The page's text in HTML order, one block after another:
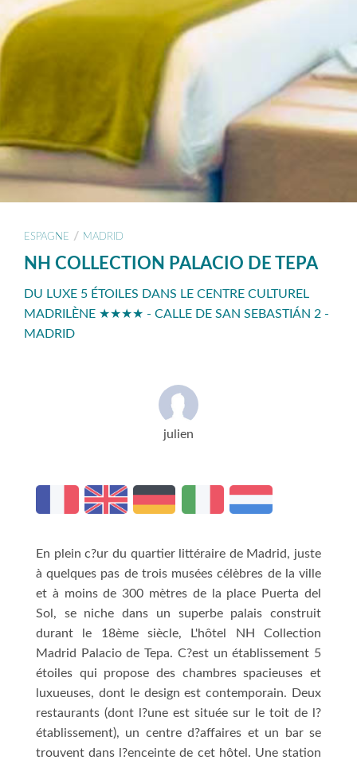
ESPAGNE / MADRID
NH COLLECTION PALACIO DE TEPA
DU LUXE 5 ÉTOILES DANS LE CENTRE CULTUREL
MADRILÈNE ★★★★ - CALLE DE SAN SEBASTIÁN 2 -
MADRID
julien
En plein c?ur du quartier littéraire de Madrid, juste
à quelques pas de trois musées célèbres de la ville
et à moins de 300 mètres de la place Puerta del
Sol, se niche dans un superbe palais construit
durant le 18ème siècle, L'hôtel NH Collection
Madrid Palacio de Tepa. C?est un établissement 5
étoiles qui propose des chambres spacieuses et
luxueuses, dont le design est contemporain. Deux
restaurants (dont l?une est située sur le toit de l?
établissement), un centre d?affaires et un bar se
trouvent dans l?enceinte de cet hôtel. Une station